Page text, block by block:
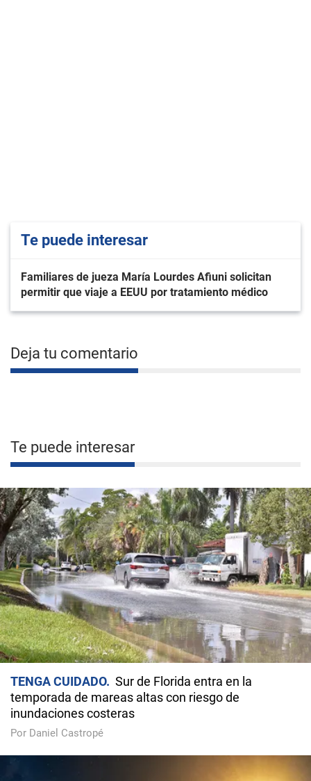
Te puede interesar
Familiares de jueza María Lourdes Afiuni solicitan
permitir que viaje a EEUU por tratamiento médico
Deja tu comentario
Te puede interesar
TENGA CUIDADO
Sur de Florida entra en la
temporada de mareas altas con riesgo de
inundaciones costeras
Por Daniel Castropé